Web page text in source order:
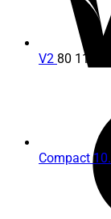
V2 80 118,94
Compact